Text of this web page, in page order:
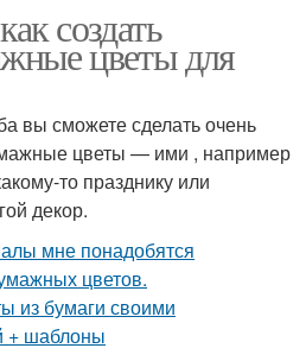
создать
цветы для
вы сможете сделать очень
цветы — ими , например
то празднику или
декор.